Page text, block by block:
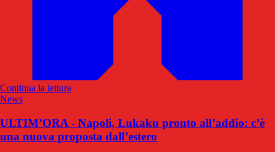
Continua la lettura
News
ULTIM’ORA - Napoli, Lukaku pronto all’addio: c’è
una nuova proposta dall’estero